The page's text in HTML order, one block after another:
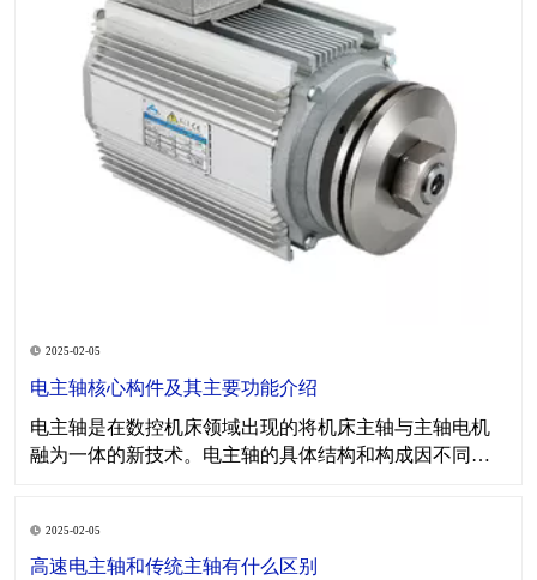
2025-02-05
电主轴核心构件及其主要功能介绍
电主轴是在数控机床领域出现的将机床主轴与主轴电机
融为一体的新技术。电主轴的具体结构和构成因不同应
是电主轴的核心部件之一，它直接参与切削或加工过
程，并承受来自工件的反作用力。轴芯组件通常由主
2025-02-05
高速电主轴和传统主轴有什么区别